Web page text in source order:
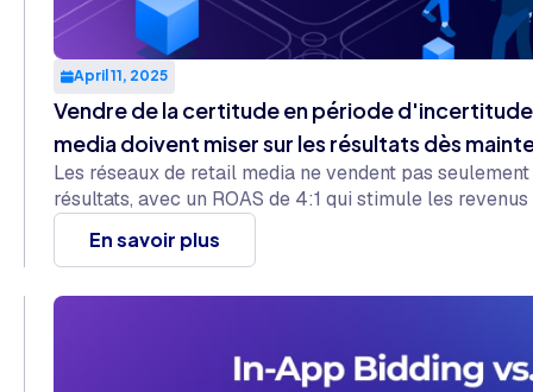
April 11, 2025
Vendre de la certitude en période
media doivent miser sur les résultats dès
Les réseaux de retail media ne vendent pas
résultats, avec un ROAS de 4:1 qui stimule les
En savoir plus